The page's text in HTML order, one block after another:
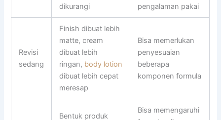
dikurangi
pengalaman pakai
Revisi
sedang
Finish dibuat lebih
matte, cream
dibuat lebih
ringan, body lotion
dibuat lebih cepat
meresap
Bisa memerlukan
penyesuaian
beberapa
komponen formula
Bentuk produk
Bisa memengaruhi